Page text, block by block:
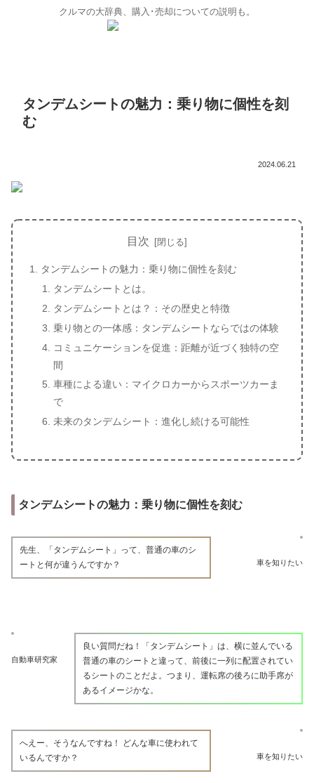
クルマの大辞典、購入･売却についての説明も。
タンデムシートの魅力：乗り物に個性を刻
む
2024.06.21
目次
タンデムシートの魅力：乗り物に個性を刻む
タンデムシートとは。
タンデムシートとは？：その歴史と特徴
乗り物との一体感：タンデムシートならではの体験
コミュニケーションを促進：距離が近づく独特の空
間
車種による違い：マイクロカーからスポーツカーま
で
未来のタンデムシート：進化し続ける可能性
タンデムシートの魅力：乗り物に個性を刻む
車を知りたい
先生、「タンデムシート」って、普通の車のシ
ートと何が違うんですか？
自動車研究家
良い質問だね！「タンデムシート」は、横に並んでいる
普通の車のシートと違って、前後に一列に配置されてい
るシートのことだよ。つまり、運転席の後ろに助手席が
あるイメージかな。
車を知りたい
へえー、そうなんですね！ どんな車に使われて
いるんですか？